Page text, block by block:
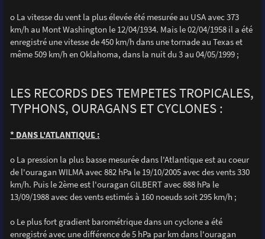
o La vitesse du vent la plus élevée été mesurée au USA avec 373
km/h au Mont Washington le 12/04/1934. Mais le 02/04/1958 il a été
enregistré une vitesse de 450 km/h dans une tornade au Texas et
même 509 km/h en Oklahoma, dans la nuit du 3 au 04/05/1999 ;
LES RECORDS DES TEMPETES TROPICALES,
TYPHONS, OURAGANS ET CYCLONES :
* DANS L'ATLANTIQUE :
o La pression la plus basse mesurée dans l'Atlantique est au coeur
de l'ouragan WILMA avec 882 hPa le 19/10/2005 avec des vents 330
km/h. Puis le 2ème est l'ouragan GILBERT avec 888 hPa le
13/09/1988 avec des vents estimés à 160 noeuds soit 295 km/h ;
o Le plus fort gradient barométrique dans un cyclone a été
enregistré avec une différence de 5 hPa par km dans l'ouragan